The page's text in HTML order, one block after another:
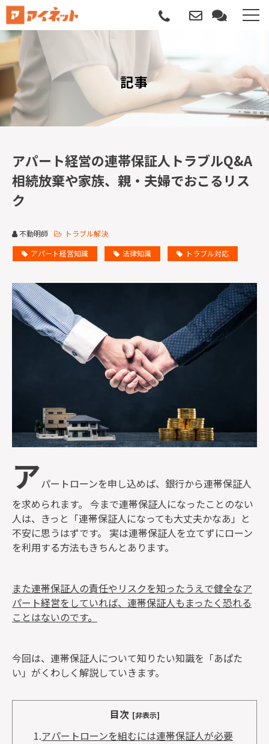
選ばれる理由
導入について
サポートについて
記事
サービス説明動画
監修者一覧
記事
アパート経営の連帯保証人トラブルQ&A
相続放棄や家族、親・夫婦でおこるリス
ク
不動明師
トラブル解決
アパート経営知識
法律知識 トラブル対応
アパートローンを申し込めば、銀行から連帯保証人
を求められます。 今まで連帯保証人になったことのない
人は、きっと「連帯保証人になっても大丈夫かなあ」と
不安に思うはずです。 実は連帯保証人を立てずにローン
を利用する方法もきちんとあります。
また連帯保証人の責任やリスクを知ったうえで健全なア
パート経営をしていれば、連帯保証人もまったく恐れる
ことはないのです。
今回は、連帯保証人について知りたい知識を「あぱた
い」がくわしく解説していきます。
目次 [非表示]
1.アパートローンを組むには連帯保証人が必要